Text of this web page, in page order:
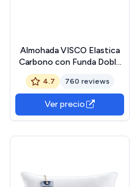
Almohada VISCO Elastica
Carbono con Funda Doble
Cara 3D Fresh (70 CM)
4.7 760 reviews
Ver precio